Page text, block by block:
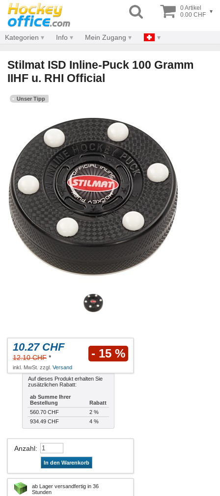
0 Artikel
0.00 CHF ▾
Kategorien Info Mein Zugang
Stilmat ISD Inline-Puck 100 Gramm
IIHF u. RHI Official
Unser Tipp
10.27 CHF
12.10 CHF * - 15 %
inkl. MwSt. zzgl. Versand
Auf dieses Produkt erhalten Sie
zusätzlichen Rabatt:
ab Summe Ihrer
Bestellung
Rabatt
560.70 CHF
2 %
934.49 CHF
4 %
Anzahl:
In den Warenkorb
ab Lager versandfertig in 36
Stunden